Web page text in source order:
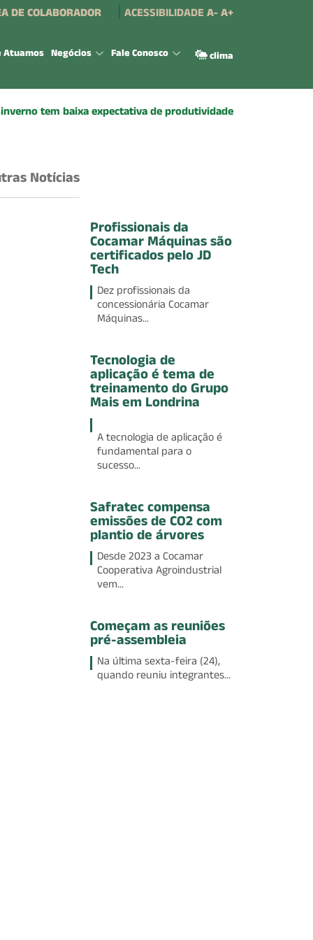
DE COLABORADOR ACESSIBILIDADE A-A+
Atuamos Negócios Fale Conosco clima
tem baixa expectativa de produtividade
Notícias
Profissionais da
Cocamar Máquinas são
certificados pelo JD
Tech
Dez profissionais da
concessionária Cocamar
Máquinas...
Tecnologia de
aplicação é tema de
treinamento do Grupo
Mais em Londrina
A tecnologia de aplicação é
fundamental para o
sucesso...
Safratec compensa
emissões de CO2 com
plantio de árvores
Desde 2023 a Cocamar
Cooperativa Agroindustrial
vem...
Começam as reuniões
pré-assembleia
Na última sexta-feira (24),
quando reuniu integrantes...